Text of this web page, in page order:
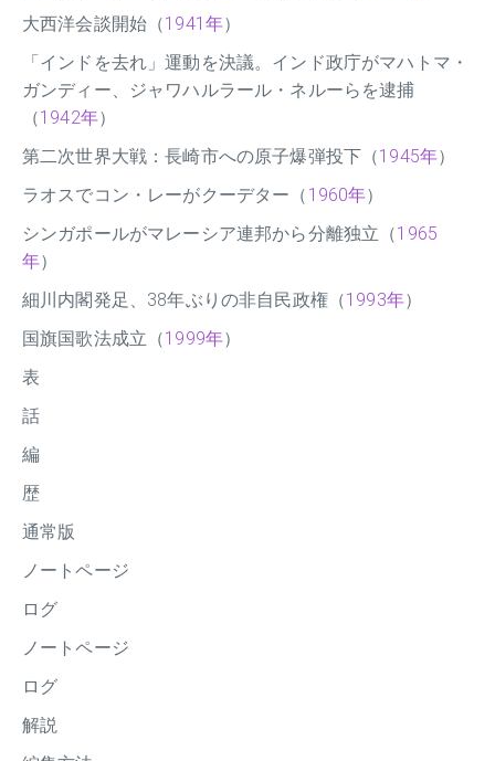
大西洋会談開始（1941年）
「インドを去れ」運動を決議。インド政庁がマハトマ・
ガンディー、ジャワハルラール・ネルーらを逮捕
（1942年）
第二次世界大戦：長崎市への原子爆弾投下（1945年）
ラオスでコン・レーがクーデター（ 1960年）
シンガポールがマレーシア連邦から分離独立（1965
年）
細川内閣発足、38年ぶりの非自民政権（1993年）
国旗国歌法成立（1999年）
表
話
編
歴
通常版
ノートページ
ログ
ノートページ
ログ
解説